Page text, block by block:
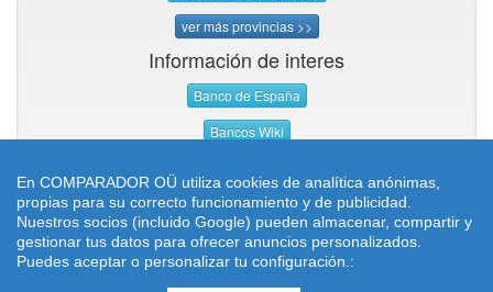
ver más provincias >>
Información de interes
Banco de España
Bancos Wiki
¿Qué es TopCredi?-Contacto-Aviso Legal
Buscador de oficinas bancarias, localizador de
En COMPARADOR OÜ utiliza cookies de analítica anónimas,
propias para su correcto funcionamiento y de publicidad.
Nuestros socios (incluido Google) pueden almacenar, compartir y
gestionar tus datos para ofrecer anuncios personalizados.
Puedes aceptar o personalizar tu configuración.: